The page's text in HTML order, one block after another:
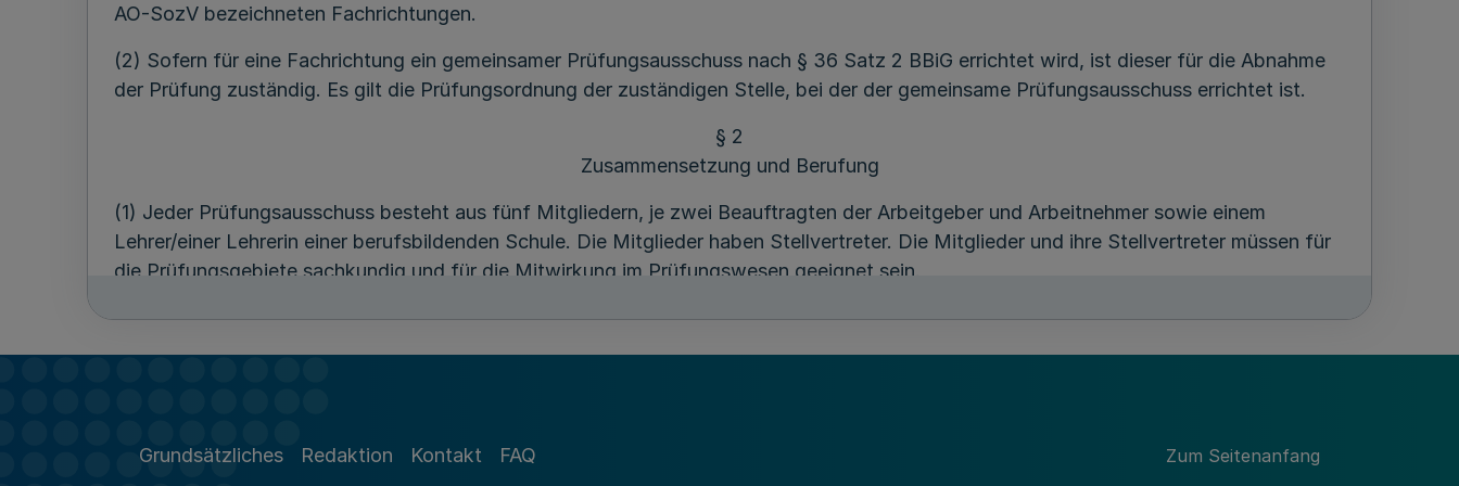
AO-SozV bezeichneten Fachrichtungen.
(2) Sofern für eine Fachrichtung ein gemeinsamer Prüfungsausschuss nach § 36 Satz 2 BBiG errichtet wird, ist dieser für die Abnahme
der Prüfung zuständig. Es gilt die Prüfungsordnung der zuständigen Stelle, bei der der gemeinsame Prüfungsausschuss errichtet ist.
§ 2
Zusammensetzung und Berufung
(1) Jeder Prüfungsausschuss besteht aus fünf Mitgliedern, je zwei Beauftragten der Arbeitgeber und Arbeitnehmer sowie einem
Lehrer/einer Lehrerin einer berufsbildenden Schule. Die Mitglieder haben Stellvertreter. Die Mitglieder und ihre Stellvertreter müssen für
die Prüfungsgebiete sachkundig und für die Mitwirkung im Prüfungswesen geeignet sein.
(2) Das Vorschlagsrecht für die Beauftragten der Arbeitnehmer und die Lehrer/Lehrerinnen ergibt sich aus § 37 Abs. 3 Sätze 2 bis 4
(3) Die Mitglieder und stellvertretenden Mitglieder werden von der zuständigen Stelle für fünf Jahre berufen. Läuft die Amtsdauer nach
Grundsätzliches Redaktion Kontakt FAQ Zum Seitenanfang